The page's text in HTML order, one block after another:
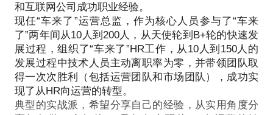
你是否适合向运营转型。
PS.在选择与我见面前，请把你的问题更具体化。毕
竟一小时的谈话只能解决一个小问题。请把你的问题
提前发给我，方便我做更精确的准备，提升见面效
和互联网公司成功职业经验。
现任“车来了”运营总监，作为核心人员参与了“车来
了”两年间从10人到200人，从天使轮到B+轮的快速发
展过程，组织了“车来了”HR工作，从10人到150人的
发展过程中技术人员主动离职率为零，并带领团队取
得一次次胜利（包括运营团队和市场团队），成功实
现了从HR向运营的转型。
典型的实战派，希望分享自己的经验，从实用角度分